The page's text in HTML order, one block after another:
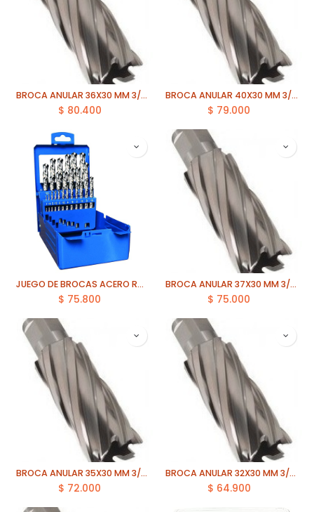
BROCA ANULAR 36X30 MM 3/4 ECEF
$ 80.400
BROCA ANULAR 40X30 MM 3/4 ECEF
$ 79.000
JUEGO DE BROCAS ACERO RAPIDO 1 A 13MM 25 PZAS ECEF
$ 75.800
BROCA ANULAR 37X30 MM 3/4 ECEF
$ 75.000
BROCA ANULAR 35X30 MM 3/4 ECEF
$ 72.000
BROCA ANULAR 32X30 MM 3/4 ECEF
$ 64.900